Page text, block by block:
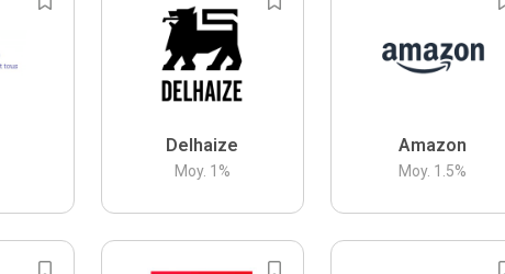
Delhaize
Moy. 1 %
Amazon
Moy. 1.5%